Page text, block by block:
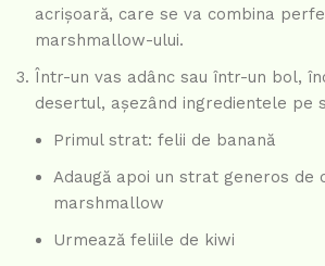
acrișoară, care se va combina
marshmallow-ului.
Într-un vas adânc sau într-un bol,
desertul, așezând ingredientele pe
Primul strat: felii de banană
Adaugă apoi un strat generos de
marshmallow
Urmează feliile de kiwi